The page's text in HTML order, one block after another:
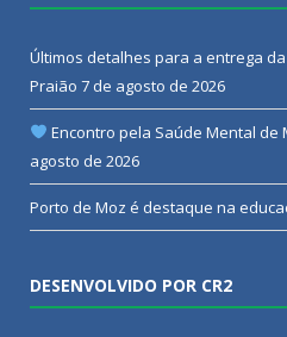
Últimos detalhes para a entrega
Praião 7 de agosto de 2026
Encontro pela Saúde Mental de
agosto de 2026
Porto de Moz é destaque na
DESENVOLVIDO POR CR2